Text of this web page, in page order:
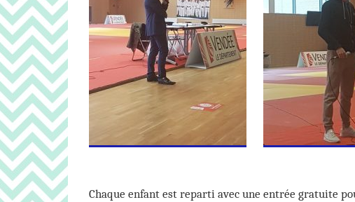
Chaque enfant est reparti avec une entrée gratuite